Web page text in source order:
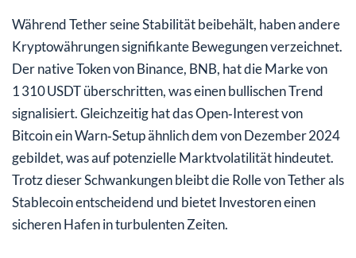
Während Tether seine Stabilität beibehält, haben andere
Kryptowährungen signifikante Bewegungen verzeichnet.
Der native Token von Binance, BNB, hat die Marke von
1 310 USDT überschritten, was einen bullischen Trend
signalisiert. Gleichzeitig hat das Open‑Interest von
Bitcoin ein Warn‑Setup ähnlich dem von Dezember 2024
gebildet, was auf potenzielle Marktvolatilität hindeutet.
Trotz dieser Schwankungen bleibt die Rolle von Tether als
Stablecoin entscheidend und bietet Investoren einen
sicheren Hafen in turbulenten Zeiten.